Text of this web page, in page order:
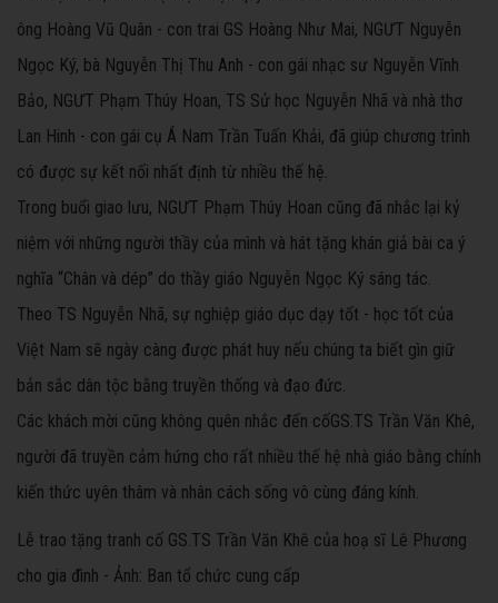
ông Hoàng Vũ Quân - con trai GS Hoàng Như Mai, NGƯT Nguyễn
Ngọc Ký, bà Nguyễn Thị Thu Anh - con gái nhạc sư Nguyễn Vĩnh
Bảo, NGƯT Phạm Thúy Hoan, TS Sử học Nguyễn Nhã và nhà thơ
Lan Hinh - con gái cụ Á Nam Trần Tuấn Khải, đã giúp chương trình
có được sự kết nối nhất định từ nhiều thế hệ.
Trong buổi giao lưu, NGƯT Phạm Thúy Hoan cũng đã nhắc lại kỷ
niệm với những người thầy của mình và hát tặng khán giả bài ca ý
nghĩa “Chân và dép” do thầy giáo Nguyễn Ngọc Ký sáng tác.
Theo TS Nguyễn Nhã, sự nghiệp giáo dục dạy tốt - học tốt của
Việt Nam sẽ ngày càng được phát huy nếu chúng ta biết gìn giữ
bản sắc dân tộc bằng truyền thống và đạo đức.
Các khách mời cũng không quên nhắc đến cốGS.TS Trần Văn Khê,
người đã truyền cảm hứng cho rất nhiều thế hệ nhà giáo bằng chính
kiến thức uyên thâm và nhân cách sống vô cùng đáng kính.
Lễ trao tặng tranh cố GS.TS Trần Văn Khê của hoạ sĩ Lê Phương
cho gia đình - Ảnh: Ban tổ chức cung cấp